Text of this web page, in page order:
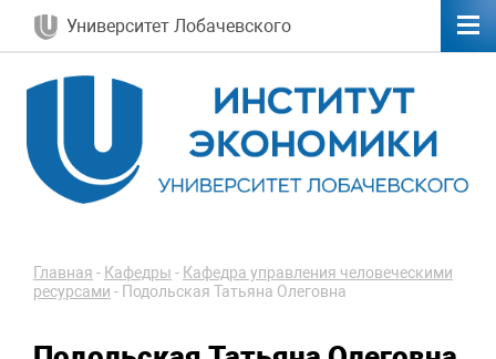
Университет Лобачевского
Главная - Кафедры - Кафедра управления человеческими
ресурсами - Подольская Татьяна Олеговна